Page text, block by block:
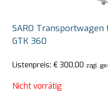
SARO
GTK 360
Listenpreis: € 300,00 zzgl.
Nicht vorrätig